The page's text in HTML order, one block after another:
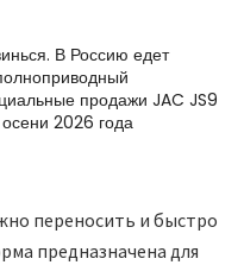
В Россию едет
продажи JAC JS9
2026 года
переносить и быстро
предназначена для